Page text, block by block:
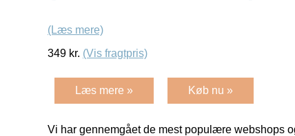
(Læs mere)
349 kr. (Vis fragtpris)
Læs mere » Køb nu »
Vi har gennemgået de mest populære webshops